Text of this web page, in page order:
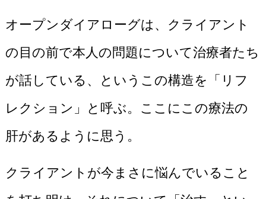
オープンダイアローグは、クライアント
の目の前で本人の問題について治療者たち
が話している、というこの構造を「リフ
レクション」と呼ぶ。ここにこの療法の
肝があるように思う。
クライアントが今まさに悩んでいること